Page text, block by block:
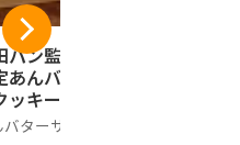
パン監修 岩手県
あんバターサン
ッキー 6個入り
ターサンドクッ